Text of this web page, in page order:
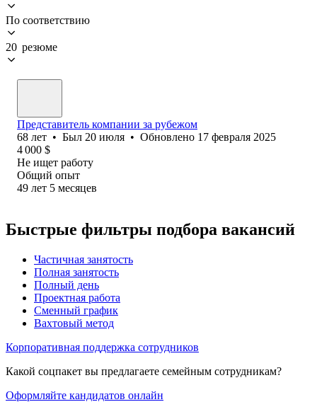
По соответствию
20 резюме
Представитель компании за рубежом
68 лет • Был 20 июля • Обновлено 17 февраля 2025
4 000 $
Не ищет работу
Общий опыт
49 лет 5 месяцев
Быстрые фильтры подбора вакансий
Частичная занятость
Полная занятость
Полный день
Проектная работа
Сменный график
Вахтовый метод
Корпоративная поддержка сотрудников
Какой соцпакет вы предлагаете семейным сотрудникам?
Оформляйте кандидатов онлайн